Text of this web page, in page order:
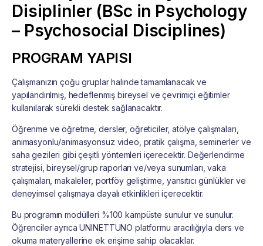
Disiplinler (BSc in Psychology
– Psychosocial Disciplines)
PROGRAM YAPISI
Çalışmanızın çoğu gruplar halinde tamamlanacak ve
yapılandırılmış, hedeflenmiş bireysel ve çevrimiçi eğitimler
kullanılarak sürekli destek sağlanacaktır.
Öğrenme ve öğretme, dersler, öğreticiler, atölye çalışmaları,
animasyonlu/animasyonsuz video, pratik çalışma, seminerler ve
saha gezileri gibi çeşitli yöntemleri içerecektir. Değerlendirme
stratejisi, bireysel/grup raporları ve/veya sunumları, vaka
çalışmaları, makaleler, portföy geliştirme, yansıtıcı günlükler ve
deneyimsel çalışmaya dayalı etkinlikleri içerecektir.
Bu programın modülleri %100 kampüste sunulur ve sunulur.
Öğrenciler ayrıca UNINETTUNO platformu aracılığıyla ders ve
okuma materyallerine ek erişime sahip olacaklar.